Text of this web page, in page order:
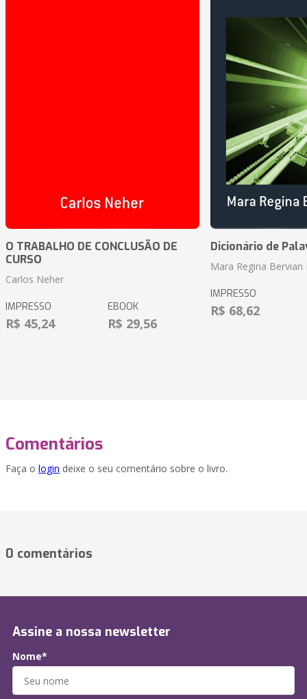
O TRABALHO DE CONCLUSÃO DE
CURSO
Carlos Neher
IMPRESSO
R$ 45,24
EBOOK
R$ 29,56
Dicionário de
Mara Regina Bervian
IMPRESSO
R$ 68,62
Comentários
Faça o login deixe o seu comentário sobre o livro.
0 comentários
Assine a nossa newsletter
Nome*